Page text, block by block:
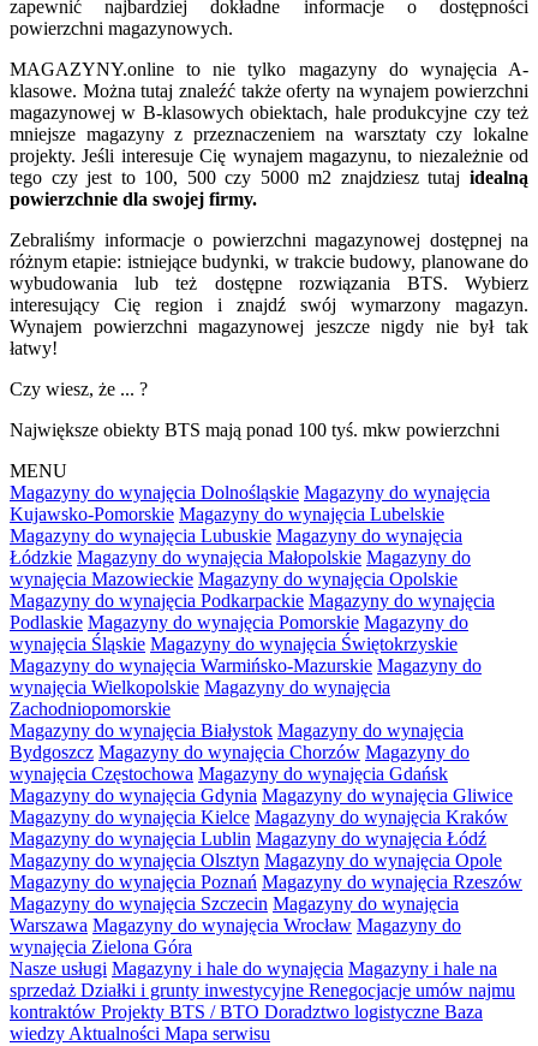
zapewnić najbardziej dokładne informacje o dostępności
powierzchni magazynowych.
MAGAZYNY.online to nie tylko magazyny do wynajęcia A-
klasowe. Można tutaj znaleźć także oferty na wynajem powierzchni
magazynowej w B-klasowych obiektach, hale produkcyjne czy też
mniejsze magazyny z przeznaczeniem na warsztaty czy lokalne
projekty. Jeśli interesuje Cię wynajem magazynu, to niezależnie od
tego czy jest to 100, 500 czy 5000 m2 znajdziesz tutaj idealną
powierzchnie dla swojej firmy.
Zebraliśmy informacje o powierzchni magazynowej dostępnej na
różnym etapie: istniejące budynki, w trakcie budowy, planowane do
wybudowania lub też dostępne rozwiązania BTS. Wybierz
interesujący Cię region i znajdź swój wymarzony magazyn.
Wynajem powierzchni magazynowej jeszcze nigdy nie był tak
łatwy!
Czy wiesz, że ... ?
Największe obiekty BTS mają ponad 100 tyś. mkw powierzchni
MENU
Magazyny do wynajęcia Dolnośląskie Magazyny do wynajęcia
Kujawsko-Pomorskie Magazyny do wynajęcia Lubelskie
Magazyny do wynajęcia Lubuskie Magazyny do wynajęcia
Łódzkie Magazyny do wynajęcia Małopolskie Magazyny do
wynajęcia Mazowieckie Magazyny do wynajęcia Opolskie
Magazyny do wynajęcia Podkarpackie Magazyny do wynajęcia
Podlaskie Magazyny do wynajęcia Pomorskie Magazyny do
wynajęcia Śląskie Magazyny do wynajęcia Świętokrzyskie
Magazyny do wynajęcia Warmińsko-Mazurskie Magazyny do
wynajęcia Wielkopolskie Magazyny do wynajęcia
Zachodniopomorskie
Magazyny do wynajęcia Białystok Magazyny do wynajęcia
Bydgoszcz Magazyny do wynajęcia Chorzów Magazyny do
wynajęcia Częstochowa Magazyny do wynajęcia Gdańsk
Magazyny do wynajęcia Gdynia Magazyny do wynajęcia Gliwice
Magazyny do wynajęcia Kielce Magazyny do wynajęcia Kraków
Magazyny do wynajęcia Lublin Magazyny do wynajęcia Łódź
Magazyny do wynajęcia Olsztyn Magazyny do wynajęcia Opole
Magazyny do wynajęcia Poznań Magazyny do wynajęcia Rzeszów
Magazyny do wynajęcia Szczecin Magazyny do wynajęcia
Warszawa Magazyny do wynajęcia Wrocław Magazyny do
wynajęcia Zielona Góra
Nasze usługi Magazyny i hale do wynajęcia Magazyny i hale na
sprzedaż Działki i grunty inwestycyjne Renegocjacje umów najmu
kontraktów Projekty BTS / BTO Doradztwo logistyczne Baza
wiedzy Aktualności Mapa serwisu